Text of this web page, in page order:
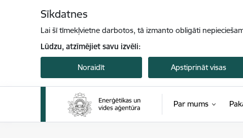
Sīkdatnes
Lai šī tīmekļvietne darbotos, tā izmanto obligāti
Lūdzu, atzīmējiet savu izvēli:
Noraidīt Apstiprināt visas
Par mums